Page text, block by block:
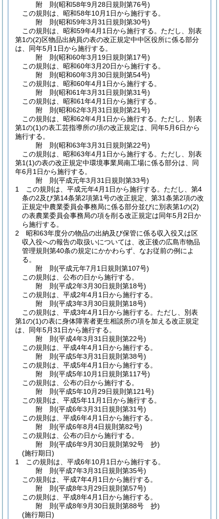
附 則(昭和58年9月28日規則第76号)
この規則は、昭和58年10月1日から施行する。
附 則(昭和59年3月31日規則第30号)
この規則は、昭和59年4月1日から施行する。 ただし、別表
第1の(2)区物品出納員の表の改正規定中中区役所に係る部分
は、同年5月1日から施行する。
附 則(昭和60年3月19日規則第17号)
この規則は、昭和60年3月20日から施行する。
附 則(昭和60年3月30日規則第54号)
この規則は、昭和60年4月1日から施行する。
附 則(昭和61年3月31日規則第31号)
この規則は、昭和61年4月1日から施行する。
附 則(昭和62年3月31日規則第21号)
この規則は、昭和62年4月1日から施行する。 ただし、別表
第1の(1)の表工芸指導所の項の改正規定は、同年5月6日から
施行する。
附 則(昭和63年3月31日規則第22号)
この規則は、昭和63年4月1日から施行する。 ただし、別表
第1(1)の表の改正規定中環境事業局南工場に係る部分は、同
年6月1日から施行する。
附 則(平成元年3月31日規則第33号)
1
この規則は、平成元年4月1日から施行する。 ただし、第4
条の2及び第14条第2項第1号の改正規定、第31条第2項の改
正規定中農業委員会事務局に係る部分並びに別表第1の(2)
の表農業委員会事務局の項を削る改正規定は同年5月2日か
ら施行する。
2
昭和63年度分の物品の出納及び保管に係る収入役又は区
収入役への報告の取扱いについては、改正後の広島市物品
管理規則第40条の規定にかかわらず、なお従前の例によ
る。
附 則(平成元年7月1日規則第107号)
この規則は、公布の日から施行する。
附 則(平成2年3月30日規則第18号)
この規則は、平成2年4月1日から施行する。
附 則(平成3年3月30日規則第18号)
この規則は、平成3年4月1日から施行する。 ただし、別表
第1の(1)の表に身体障害者更生相談所の項を加える改正規定
は、同年5月31日から施行する。
附 則(平成4年3月31日規則第22号)
この規則は、平成4年4月1日から施行する。
附 則(平成5年3月31日規則第38号)
この規則は、平成5年4月1日から施行する。
附 則(平成5年10月1日規則第117号)
この規則は、公布の日から施行する。
附 則(平成5年10月29日規則第121号)
この規則は、平成5年11月1日から施行する。
附 則(平成6年3月31日規則第31号)
この規則は、平成6年4月1日から施行する。
附 則(平成6年8月4日規則第82号)
この規則は、公布の日から施行する。
附 則(平成6年9月30日規則第92号 抄)
(施行期日)
1
この規則は、平成6年10月1日から施行する。
附 則(平成7年3月31日規則第35号)
この規則は、平成7年4月1日から施行する。
附 則(平成8年3月29日規則第57号)
この規則は、平成8年4月1日から施行する。
附 則(平成8年9月30日規則第88号 抄)
(施行期日)